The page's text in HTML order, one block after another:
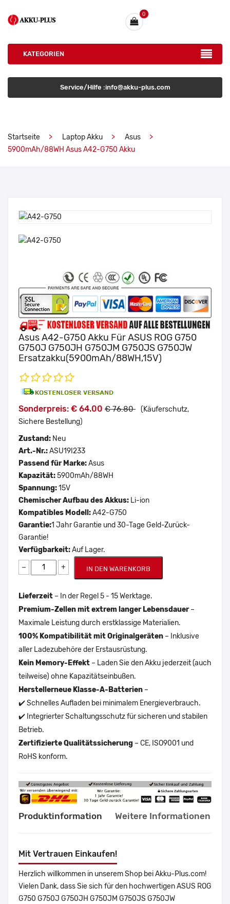
0
KATEGORIEN
Service/Hilfe :info@akku-plus.com
Startseite Laptop Akku
Asus
5900mAh/88WH Asus A42-G750 Akku
Asus A42-G750 Akku Für ASUS ROG G750
G750J G750JH G750JM G750JS G750JW
Ersatzakku(5900mAh/88WH,15V)
Sonderpreis: € 64.00 € 76.80 (Käuferschutz,
Sichere Bestellung)
Zustand: Neu
Art.-Nr.:ASU19I233
Passend für Marke:Asus
Kapazität:5900mAh/88WH
Spannung:15V
Chemischer Aufbau des Akkus: Li-ion
Kompatibles Modell:A42-G750
Garantie:1 Jahr Garantie und 30-Tage Geld-Zurück-
Garantie!
Verfügbarkeit:Auf Lager.
− + IN DEN WARENKORB
Lieferzeit – In der Regel 5 - 15 Werktage.
Premium-Zellen mit extrem langer Lebensdauer–
Maximale Leistung durch erstklassige Materialien.
100% Kompatibilität mit Originalgeräten – Inklusive
aller Ladezubehöre der Erstausrüstung.
Kein Memory-Effekt – Laden Sie den Akku jederzeit (auch
teilweise) ohne Kapazitätseinbußen.
Herstellerneue Klasse-A-Batterien –
✔️ Schnelles Aufladen bei minimalem Energieverbrauch.
✔️ Integrierter Schaltungsschutz für sicheren und stabilen
Betrieb.
Zertifizierte Qualitätssicherung – CE, ISO9001 und
RoHS konform.
Produktinformation Weitere Informationen
Mit Vertrauen Einkaufen!
Herzlich willkommen in unserem Shop bei Akku-Plus.com!
Vielen Dank, dass Sie sich für den hochwertigen ASUS ROG
G750 G750J G750JH G750JM G750JS G750JW